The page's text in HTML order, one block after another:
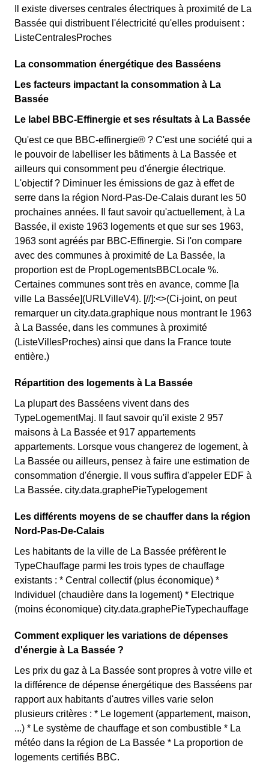
Il existe diverses centrales électriques à proximité de La
Bassée qui distribuent l'électricité qu'elles produisent :
ListeCentralesProches
La consommation énergétique des Basséens
Les facteurs impactant la consommation à La
Bassée
Le label BBC-Effinergie et ses résultats à La Bassée
Qu'est ce que BBC-effinergie® ? C'est une société qui a
le pouvoir de labelliser les bâtiments à La Bassée et
ailleurs qui consomment peu d'énergie électrique.
L'objectif ? Diminuer les émissions de gaz à effet de
serre dans la région Nord-Pas-De-Calais durant les 50
prochaines années. Il faut savoir qu'actuellement, à La
Bassée, il existe 1963 logements et que sur ses 1963,
1963 sont agréés par BBC-Effinergie. Si l'on compare
avec des communes à proximité de La Bassée, la
proportion est de PropLogementsBBCLocale %.
Certaines communes sont très en avance, comme [la
ville La Bassée](URLVilleV4). [//]:<>(Ci-joint, on peut
remarquer un city.data.graphique nous montrant le 1963
à La Bassée, dans les communes à proximité
(ListeVillesProches) ainsi que dans la France toute
entière.)
Répartition des logements à La Bassée
La plupart des Basséens vivent dans des
TypeLogementMaj. Il faut savoir qu'il existe 2 957
maisons à La Bassée et 917 appartements
appartements. Lorsque vous changerez de logement, à
La Bassée ou ailleurs, pensez à faire une estimation de
consommation d'énergie. Il vous suffira d'appeler EDF à
La Bassée. city.data.graphePieTypelogement
Les différents moyens de se chauffer dans la région
Nord-Pas-De-Calais
Les habitants de la ville de La Bassée préfèrent le
TypeChauffage parmi les trois types de chauffage
existants : * Central collectif (plus économique) *
Individuel (chaudière dans la logement) * Electrique
(moins économique) city.data.graphePieTypechauffage
Comment expliquer les variations de dépenses
d'énergie à La Bassée ?
Les prix du gaz à La Bassée sont propres à votre ville et
la différence de dépense énergétique des Basséens par
rapport aux habitants d'autres villes varie selon
plusieurs critères : * Le logement (appartement, maison,
...) * Le système de chauffage et son combustible * La
météo dans la région de La Bassée * La proportion de
logements certifiés BBC.